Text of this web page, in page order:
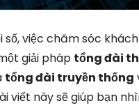
số, việc chăm sóc
giải pháp tổng đài
tổng đài truyền thống
viết này sẽ giúp bạn